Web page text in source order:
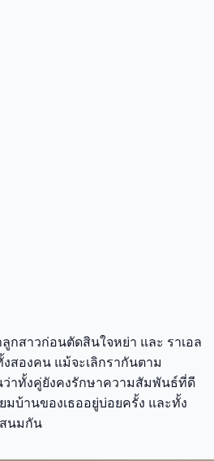
กสาวก่อนตัดสินใจหย่า และ ราเอล
สองคน แม้จะเลิกรากันตาม
าทั้งคู่ยังคงรักษาความสัมพันธ์ที่ดี
มบ้านของเธออยู่บ่อยครั้ง และทั้ง
นมกัน